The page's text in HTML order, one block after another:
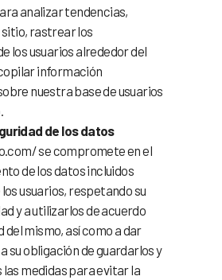
analizar tendencias,
rastrear los
los usuarios alrededor del
información
nuestra base de usuarios
de los datos
se compromete en el
de los datos incluidos
usuarios, respetando su
y a utilizarlos de acuerdo
del mismo, así como a dar
su obligación de guardarlos y
medidas para evitar la